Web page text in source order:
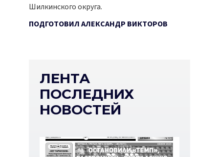
Шилкинского округа.
ПОДГОТОВИЛ АЛЕКСАНДР ВИКТОРОВ
ЛЕНТА
ПОСЛЕДНИХ
НОВОСТЕЙ